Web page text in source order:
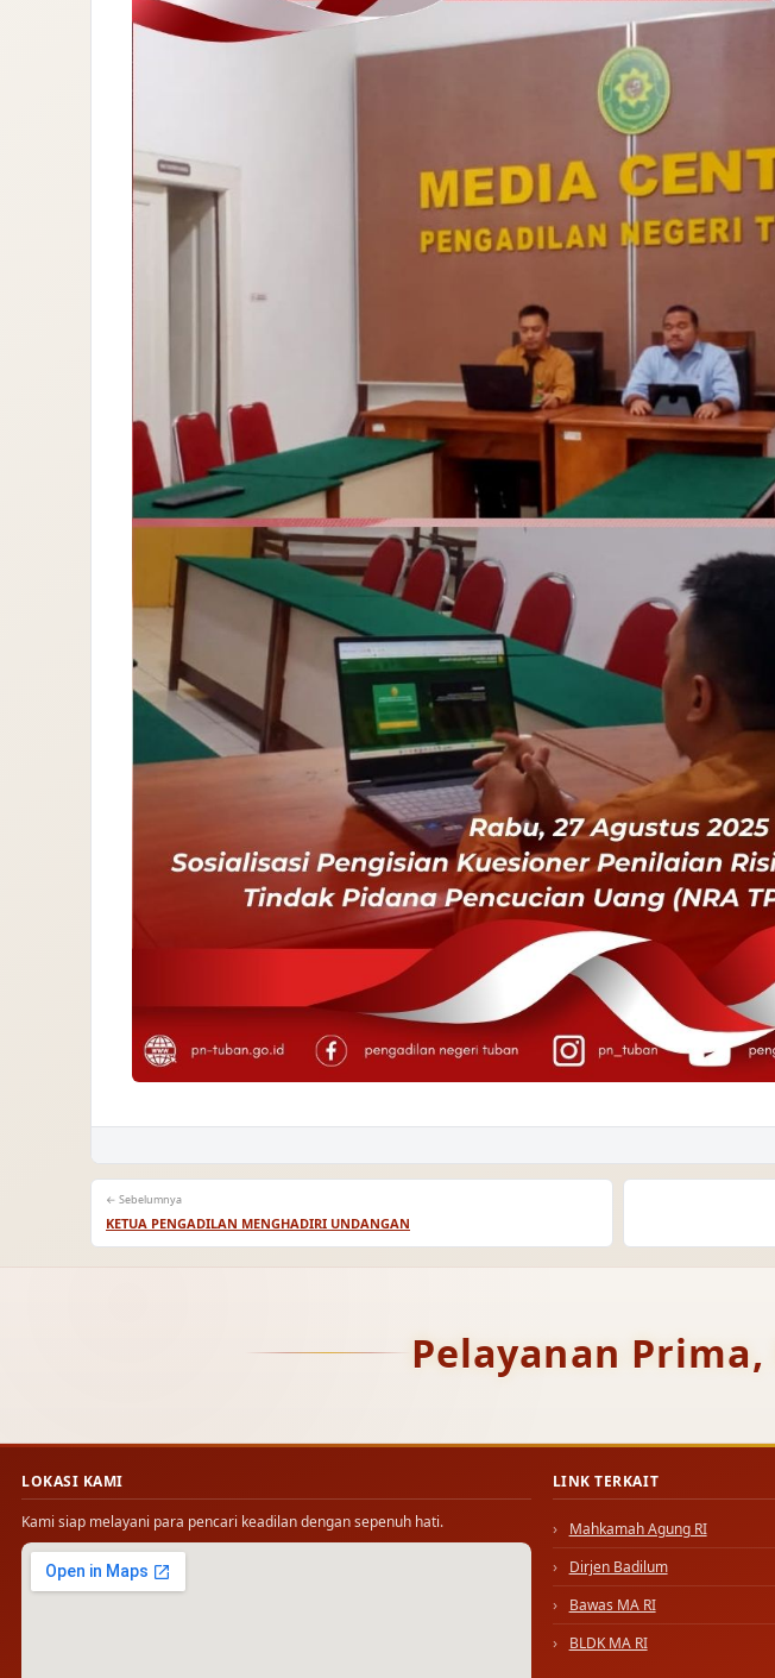
← Sebelumnya
KETUA PENGADILAN MENGHADIRI UNDANGAN
Pelayanan
LOKASI KAMI
Kami siap melayani para pencari keadilan dengan sepenuh hati.
LINK TERKAIT
Mahkamah Agung RI
Dirjen Badilum
Bawas MA RI
BLDK MA RI